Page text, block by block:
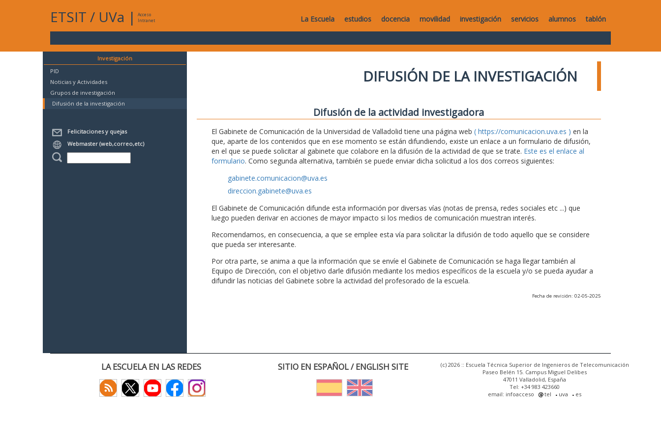
ETSIT / UVa |
Acceso
Intranet
La Escuela estudios docencia movilidad investigación servicios alumnos tablón
Investigación
PID
Noticias y Actividades
Grupos de investigación
Difusión de la investigación
Felicitaciones y quejas
Webmaster (web,correo,etc)
DIFUSIÓN DE LA INVESTIGACIÓN
Difusión de la actividad investigadora
El Gabinete de Comunicación de la Universidad de Valladolid tiene una página web ( https://comunicacion.uva.es ) en la
que, aparte de los contenidos que en ese momento se están difundiendo, existe un enlace a un formulario de difusión,
en el que se puede solicitar al gabinete que colabore en la difusión de la actividad de que se trate. Este es el enlace al
formulario. Como segunda alternativa, también se puede enviar dicha solicitud a los dos correos siguientes:
gabinete.comunicacion@uva.es
direccion.gabinete@uva.es
El Gabinete de Comunicación difunde esta información por diversas vías (notas de prensa, redes sociales etc ...) que
luego pueden derivar en acciones de mayor impacto si los medios de comunicación muestran interés.
Recomendamos, en consecuencia, a que se emplee esta vía para solicitar la difusión de todo aquello que se considere
que pueda ser interesante.
Por otra parte, se anima a que la información que se envíe el Gabinete de Comunicación se haga llegar también al
Equipo de Dirección, con el objetivo darle difusión mediante los medios específicos de la escuela y/o se pueda ayudar a
difundir las noticias del Gabinete sobre la actividad del profesorado de la escuela.
Fecha de revisión: 02-05-2025
LA ESCUELA EN LAS REDES SITIO EN ESPAÑOL / ENGLISH SITE
(c) 2026 :: Escuela Técnica Superior de Ingenieros de Telecomunicación
Paseo Belén 15. Campus Miguel Delibes
47011 Valladolid, España
Tel: +34 983 423660
email: infoacceso
tel uva es